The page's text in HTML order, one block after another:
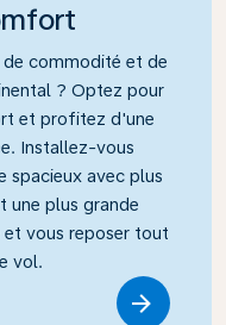
de commodité et de
? Optez pour
et profitez d'une
Installez-vous
spacieux avec plus
une plus grande
et vous reposer tout
vol.